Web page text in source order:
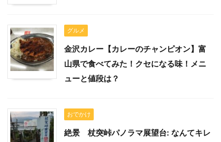
グルメ
金沢カレー【カレーのチャンピオン】富
山県で食べてみた！クセになる味！メニ
ューと値段は？
おでかけ
絶景 杖突峠パノラマ展望台: なんてキレ